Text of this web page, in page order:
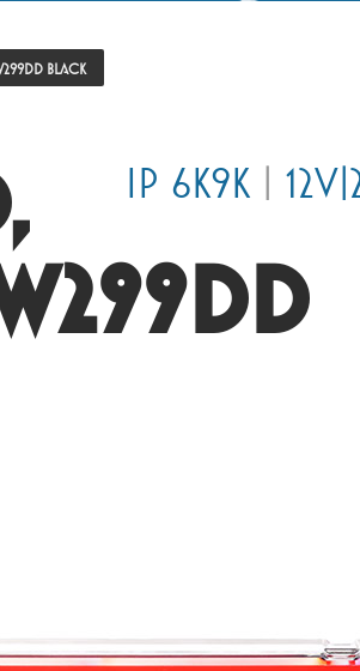
BLACK
IP 6K9K |